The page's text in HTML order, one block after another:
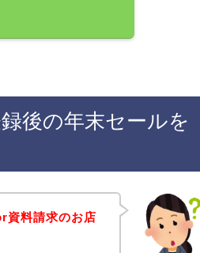
後の年末セールを
資料請求のお店